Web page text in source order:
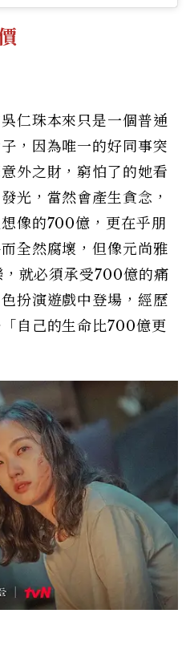
仁珠本來只是一個普通
，因為唯一的好同事突
外之財，窮怕了的她看
光，當然會產生貪念，
像的700億，更在乎朋
全然腐壞，但像元尚雅
就必須承受700億的痛
扮演遊戲中登場，經歷
自己的生命比700億更